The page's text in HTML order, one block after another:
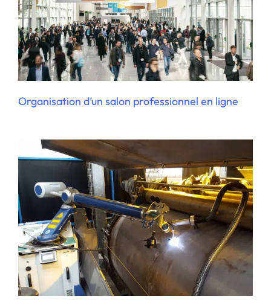
Organisation d’un salon professionnel en ligne
Refonte du site internet d’une industrie
Création de site internet pour une
formatrice consultante